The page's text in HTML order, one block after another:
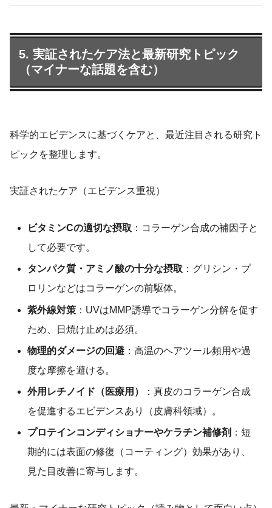
5. 実証されたケア法と最新研究トピック
（マイナーな話題を含む）
科学的エビデンスに基づくケアと、最近注目される研究ト
ピックを整理します。
実証されたケア（エビデンス重視）
ビタミンCの適切な摂取 ：コラーゲン合成の補因子と
して必要です。
タンパク質・アミノ酸の十分な摂取 ：グリシン・プ
ロリンなどはコラーゲンの前駆体。
紫外線対策 ：UVはMMP誘導でコラーゲン分解を促す
ため、日焼け止めは必須。
物理的ダメージの回避 ：高温のヘアツール頻用や過
度な摩擦を避ける。
外用レチノイド（医療用）
：真皮のコラーゲン合成
を促進するエビデンスあり（皮膚科領域）。
プロテインコンディショナーやケラチン補修剤 ：短
期的には表面の修復（コーティング）効果があり、
見た目改善に寄与します。